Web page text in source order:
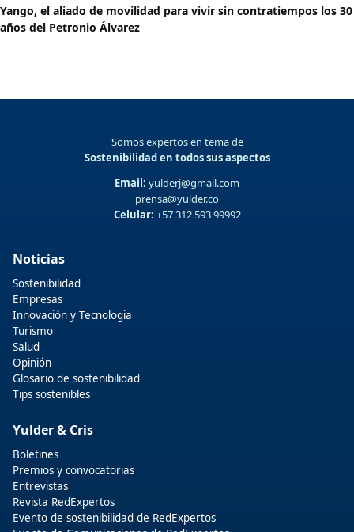
Yango, el aliado de movilidad para vivir sin contratiempos los 30
años del Petronio Álvarez
Somos expertos en tema de
Sostenibilidad en todos sus aspectos
Email: yulderj@gmail.com
prensa@yulder.co
Celular: +57 312 593 99992
Noticias
Sostenibilidad
Empresas
Innovación y Tecnologia
Turismo
Salud
Opinión
Glosario de sostenibilidad
Tips sostenibles
Yulder & Cris
Boletines
Premios y convocatorias
Entrevistas
Revista RedExpertos
Evento de sostenibilidad de RedExpertos